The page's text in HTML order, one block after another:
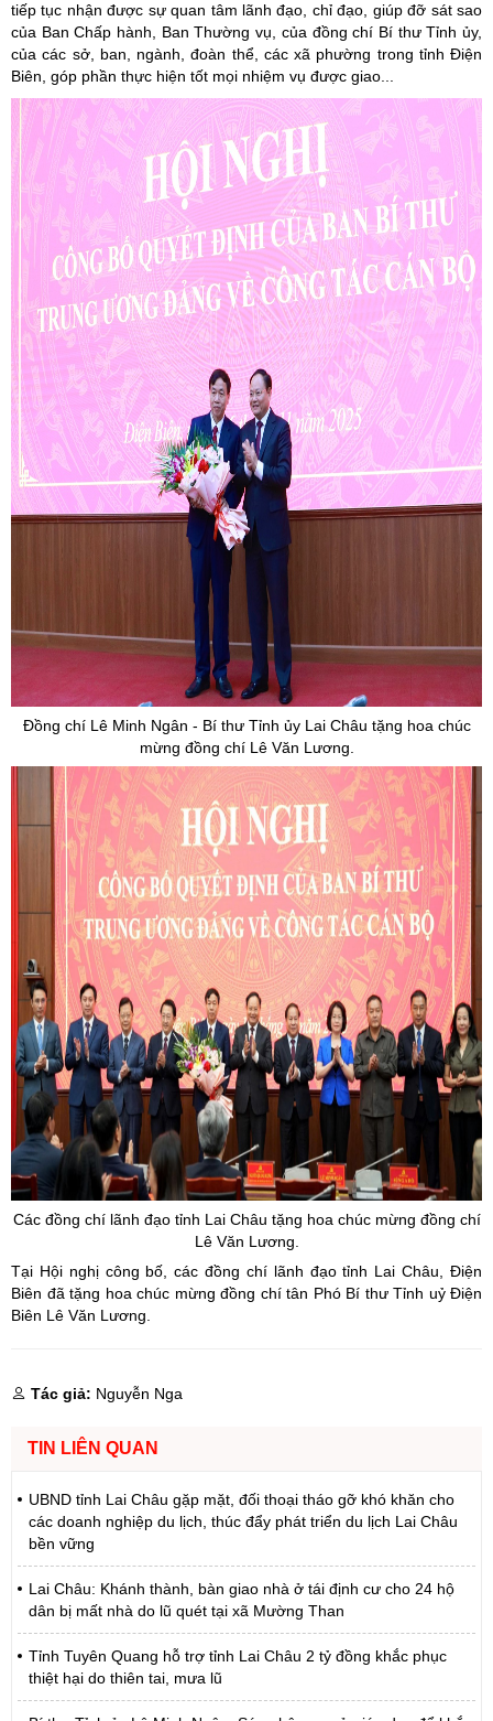
tiếp tục nhận được sự quan tâm lãnh đạo, chỉ đạo, giúp đỡ sát sao
của Ban Chấp hành, Ban Thường vụ, của đồng chí Bí thư Tỉnh ủy,
của các sở, ban, ngành, đoàn thể, các xã phường trong tỉnh Điện
Biên, góp phần thực hiện tốt mọi nhiệm vụ được giao...
Đồng chí Lê Minh Ngân - Bí thư Tỉnh ủy Lai Châu tặng hoa chúc
mừng đồng chí Lê Văn Lương.
Các đồng chí lãnh đạo tỉnh Lai Châu tặng hoa chúc mừng đồng chí
Lê Văn Lương.
Tại Hội nghị công bố, các đồng chí lãnh đạo tỉnh Lai Châu, Điện
Biên đã tặng hoa chúc mừng đồng chí tân Phó Bí thư Tỉnh uỷ Điện
Biên Lê Văn Lương.
Tác giả: Nguyễn Nga
TIN LIÊN QUAN
UBND tỉnh Lai Châu gặp mặt, đối thoại tháo gỡ khó khăn cho
các doanh nghiệp du lịch, thúc đẩy phát triển du lịch Lai Châu
bền vững
Lai Châu: Khánh thành, bàn giao nhà ở tái định cư cho 24 hộ
dân bị mất nhà do lũ quét tại xã Mường Than
Tỉnh Tuyên Quang hỗ trợ tỉnh Lai Châu 2 tỷ đồng khắc phục
thiệt hại do thiên tai, mưa lũ